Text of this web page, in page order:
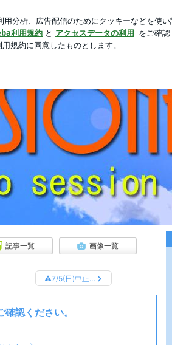
記事一覧 画像一覧
⚠️7/5(日)中止…
認ください。